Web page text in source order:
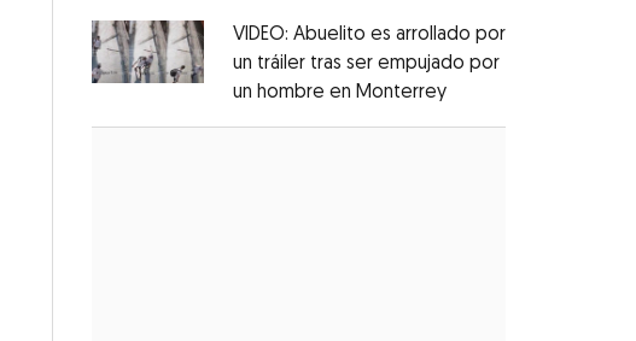
Opens in new window
VIDEO: Abuelito es arrollado por
un tráiler tras ser empujado por
un hombre en MonterreyOpens in new